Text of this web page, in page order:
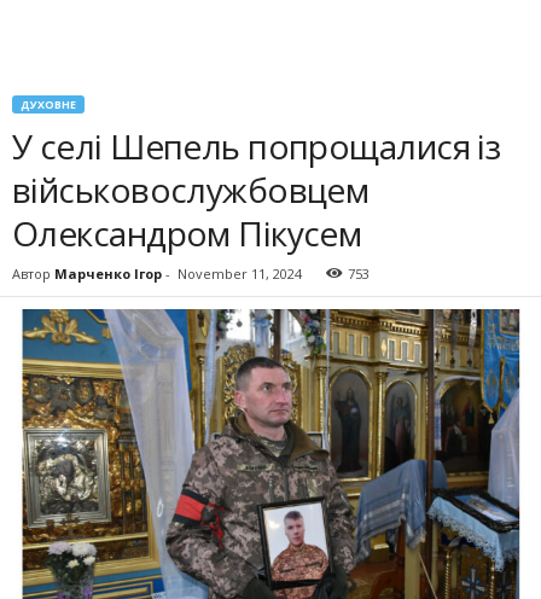
ДУХОВНЕ
У селі Шепель попрощалися із
військовослужбовцем
Олександром Пікусем
Автор Марченко Ігор - November 11, 2024 753